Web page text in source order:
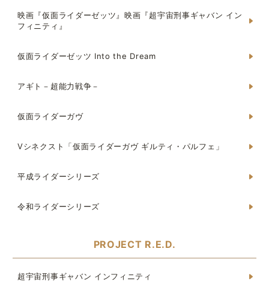
映画『仮面ライダーゼッツ』映画『超宇宙刑事ギャバン イン
フィニティ』
仮面ライダーゼッツ Into the Dream
アギト－超能力戦争－
仮面ライダーガヴ
Vシネクスト「仮面ライダーガヴ ギルティ・パルフェ」
平成ライダーシリーズ
令和ライダーシリーズ
PROJECT R.E.D.
超宇宙刑事ギャバン インフィニティ